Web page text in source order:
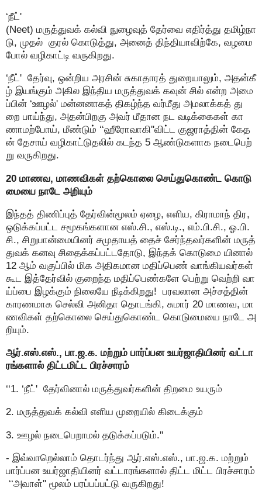
‘நீட்'
(Neet) மருத்துவக் கல்வி நுழைவுத் தேர்வை எதிர்த்து தமிழ்நா
டு, முதல் குரல் கொடுத்து, அனைத் திந்தியாவிற்கே, வழமை
போல் வழிகாட்டி வருகிறது.
‘நீட்' தேர்வு, ஒன்றிய அரசின் சுகாதாரத் துறையாலும், அதன்கீ
ழ் இயங்கும் அகில இந்திய மருத்துவக் கவுன் சில் என்ற அமை
ப்பின் ‘ஊழல்' மன்னனாகத் திகழ்ந்த வர்மீது அமலாக்கத் து
றை பாய்ந்து, அதன்பிறகு அவர் மீதான நட வடிக்கைகள் கா
ணாமற்போய், மீண்டும் ‘‘ஹீரோவாகி''விட்ட குஜராத்தின் கேத
ன் தேசாய் வழிகாட்டுதலில் கடந்த 5 ஆண்டுகளாக நடைபெற்
று வருகிறது.
20 மாணவ, மாணவிகள் தற்கொலை செய்துகொண்ட கொடு
மையை நாடே அறியும்
இந்தத் திணிப்புத் தேர்வின்மூலம் ஏழை, எளிய, கிராமாந் திர,
ஒடுக்கப்பட்ட சமூகங்களான எஸ்.சி., எஸ்.டி., எம்.பி.சி., ஓ.பி.
சி., சிறுபான்மையினர் சமுதாயத் தைச் சேர்ந்தவர்களின் மருத்
துவக் கனவு சிதைக்கப்பட்டதோடு, இந்தக் கொடுமை யினால்
12 ஆம் வகுப்பில் மிக அதிகமான மதிப்பெண் வாங்கியவர்கள்
கூட இத்தேர்வில் குறைந்த மதிப்பெண்களே பெற்று வெற்றி வா
ய்ப்பை இழக்கும் நிலையே நீடிக்கிறது! பரவலான அச்சத்தின்
காரணமாக செல்வி அனிதா தொடங்கி, சுமார் 20 மாணவ, மா
ணவிகள் தற்கொலை செய்துகொண்ட கொடுமையை நாடே அ
றியும்.
ஆர்.எஸ்.எஸ்., பா.ஜ.க. மற்றும் பார்ப்பன உயர்ஜாதியினர் வட்டா
ரங்களால் திட்டமிட்ட பிரச்சாரம்
‘‘1. ‘நீட்' தேர்வினால் மருத்துவர்களின் திறமை உயரும்
2. மருத்துவக் கல்வி எளிய முறையில் கிடைக்கும்
3. ஊழல் நடைபெறாமல் தடுக்கப்படும்.''
- இவ்வாறெல்லாம் தொடர்ந்து ஆர்.எஸ்.எஸ்., பா.ஜ.க. மற்றும்
பார்ப்பன உயர்ஜாதியினர் வட்டாரங்களால் திட்ட மிட்ட பிரச்சாரம்
‘‘அவாள்'' மூலம் பரப்பப்பட்டு வருகிறது!